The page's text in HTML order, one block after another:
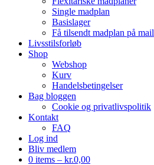
Single madplan
Basislager
Få tilsendt madplan på mail
Livsstilsforløb
Shop
Webshop
Kurv
Handelsbetingelser
Bag bloggen
Cookie og privatlivspolitik
Kontakt
FAQ
Log ind
Bliv medlem
0 items – kr.0,00